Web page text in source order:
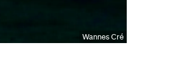
Wannes Cré